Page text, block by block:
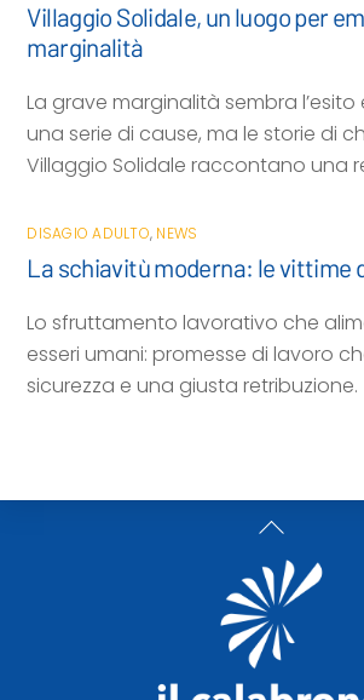
Villaggio Solidale, un luogo per
marginalità
La grave marginalità sembra
una serie di cause, ma le storie di
Villaggio Solidale raccontano una
DISAGIO ADULTO, NEWS
La schiavitù moderna: le vittime
Lo sfruttamento lavorativo che
esseri umani: promesse di lavoro
sicurezza e una giusta retribuzione.
Back
To
Top